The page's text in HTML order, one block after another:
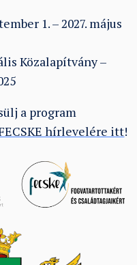
1. – 2027. május
Közalapítvány –
a program
hírlevelére itt!